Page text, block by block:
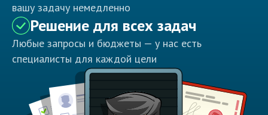
вашу задачу немедленно
Решение для всех задач
Любые запросы и бюджеты — у нас есть
специалисты для каждой цели